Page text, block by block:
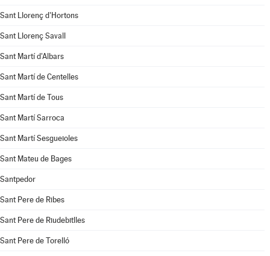
Sant Llorenç d'Hortons
Sant Llorenç Savall
Sant Martí d'Albars
Sant Martí de Centelles
Sant Martí de Tous
Sant Martí Sarroca
Sant Martí Sesgueioles
Sant Mateu de Bages
Santpedor
Sant Pere de Ribes
Sant Pere de Riudebitlles
Sant Pere de Torelló